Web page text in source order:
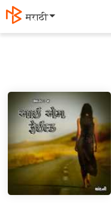
मराठी